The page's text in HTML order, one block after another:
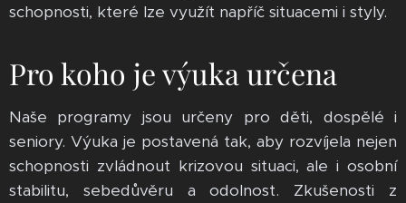
schopnosti, které lze využít napříč situacemi i styly.
Pro koho je výuka určena
Naše programy jsou určeny pro děti, dospělé i
seniory. Výuka je postavená tak, aby rozvíjela nejen
schopnosti zvládnout krizovou situaci, ale i osobní
stabilitu, sebedůvěru a odolnost. Zkušenosti z